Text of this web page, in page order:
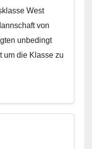
West
von
unbedingt
um die Klasse zu